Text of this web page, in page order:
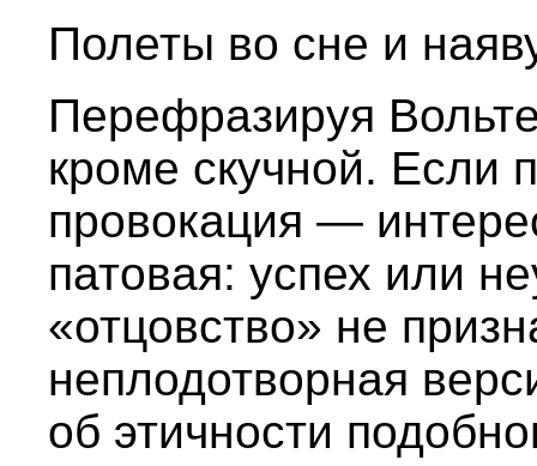
Полеты во сне и
Перефразируя
кроме скучной. Если
провокация —
патовая: успех или
«отцовство» не
неплодотворная
об этичности